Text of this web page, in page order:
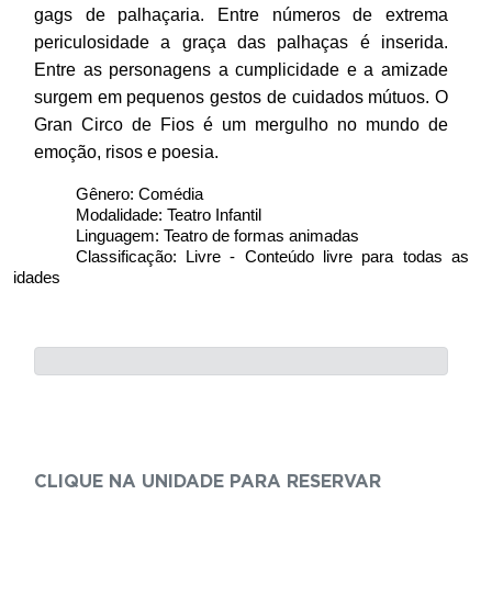
gags de palhaçaria. Entre números de extrema
periculosidade a graça das palhaças é inserida.
Entre as personagens a cumplicidade e a amizade
surgem em pequenos gestos de cuidados mútuos. O
Gran Circo de Fios é um mergulho no mundo de
emoção, risos e poesia.
Gênero: Comédia
Modalidade: Teatro Infantil
Linguagem: Teatro de formas animadas
Classificação: Livre - Conteúdo livre para todas as
idades
CLIQUE NA UNIDADE PARA RESERVAR